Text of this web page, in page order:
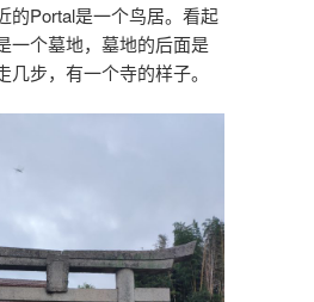
的Portal是一个鸟居。看起
一个墓地，墓地的后面是
步，有一个寺的样子。